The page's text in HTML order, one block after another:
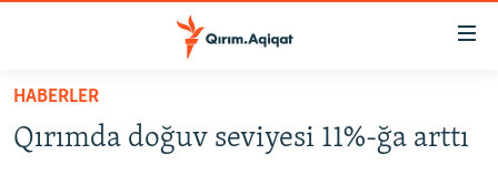
Esas
qaytmaq
HABERLER
SİYASET
HABERLER
Qırımda doğuv seviyesi 11%-ğa arttı